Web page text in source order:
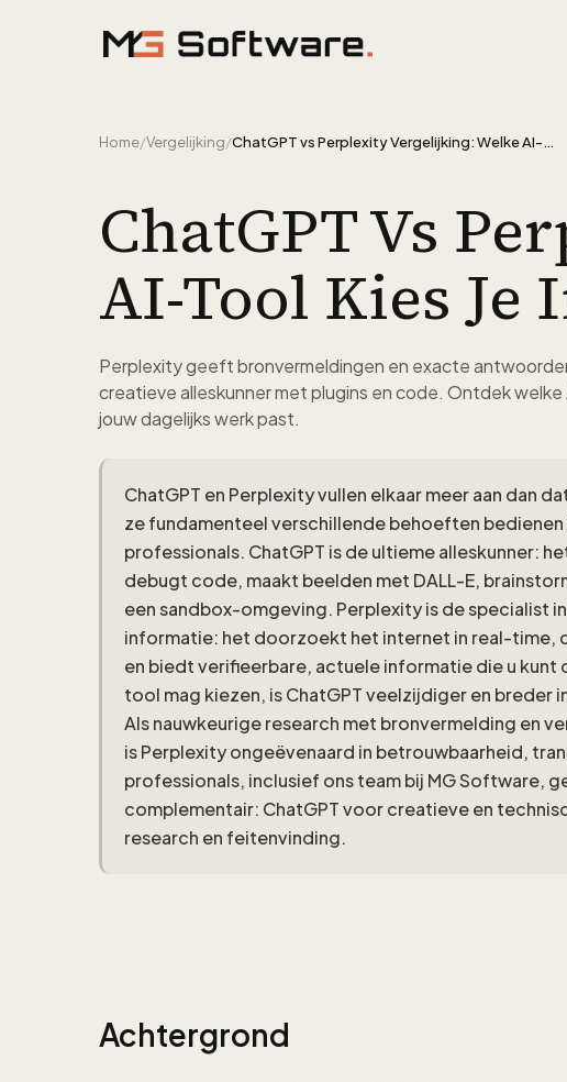
Home/Vergelijking/ ChatGPT vs Perplexity Vergelijking: Welke AI-Tool Kies Je in 2026?
ChatGPT Vs
AI-Tool Kies Je
Perplexity geeft bronvermeldingen en exacte
creatieve alleskunner met plugins en code. Ontdek
jouw dagelijks werk past.
ChatGPT en Perplexity vullen elkaar meer aan dan
ze fundamenteel verschillende behoeften
professionals. ChatGPT is de ultieme alleskunner:
debugt code, maakt beelden met DALL-E,
een sandbox-omgeving. Perplexity is de specialist
informatie: het doorzoekt het internet in real-time,
en biedt verifieerbare, actuele informatie die u kunt
tool mag kiezen, is ChatGPT veelzijdiger en breder
Als nauwkeurige research met bronvermelding en
is Perplexity ongeëvenaard in betrouwbaarheid,
professionals, inclusief ons team bij MG Software,
complementair: ChatGPT voor creatieve en
research en feitenvinding.
Achtergrond